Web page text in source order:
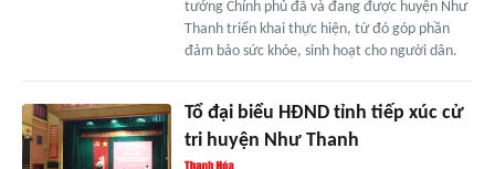
tướng Chính phủ đã và đang được huyện Như
Thanh triển khai thực hiện, từ đó góp phần
đảm bảo sức khỏe, sinh hoạt cho người dân.
Tổ đại biểu HĐND tỉnh tiếp xúc cử
tri huyện Như Thanh